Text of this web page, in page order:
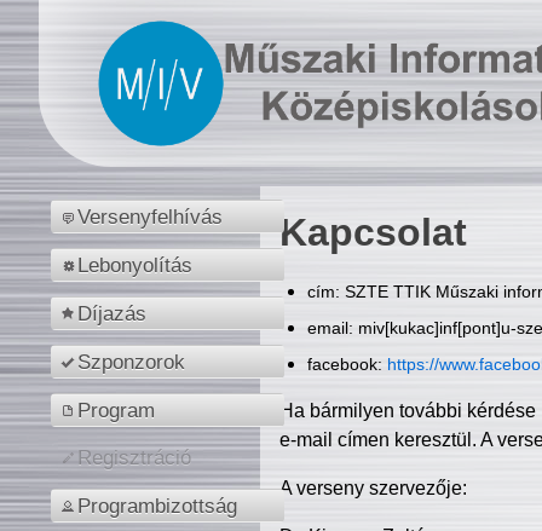
Versenyfelhívás
Lebonyolítás
Díjazás
Szponzorok
Program
Regisztráció
Programbizottság
Kapcsolat
cím: SZTE TTIK Műszaki
email: miv[kukac]inf[pont]u-
facebook: https://
Ha bármilyen további
e-mail címen keresztül. A
A verseny szervezője: